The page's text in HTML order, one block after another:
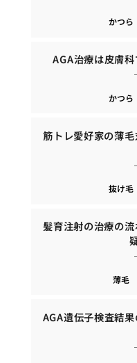
かつら
AGA治療は皮膚
かつら
筋トレ愛好家の薄
抜け毛
髪育注射の治療の
薄毛
AGA遺伝子検査結